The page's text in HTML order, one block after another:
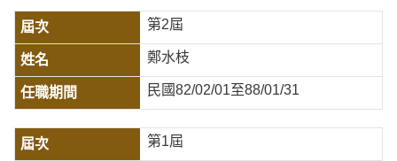
第2屆
鄭水枝
民國82/02/01至88/01/31
第1屆